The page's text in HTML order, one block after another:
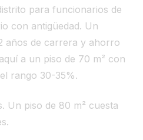
para funcionarios de
con antigüedad. Un
años de carrera y ahorro
a un piso de 70 m² con
rango 30-35%.
Un piso de 80 m² cuesta